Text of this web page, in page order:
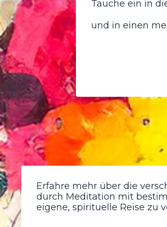
Tauche ein in
und in einen
Erfahre mehr über die
durch Meditation mit
eigene, spirituelle Reise zu